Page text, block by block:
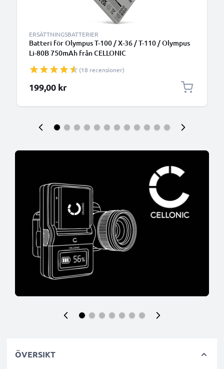
ERSÄTTNINGSBATTERIER
Batteri för Olympus T-100 / X-36 / T-110 / Olympus
Li-80B 750mAh från CELLONIC
(18 recensioner)
199,00 kr
ÖVERSIKT